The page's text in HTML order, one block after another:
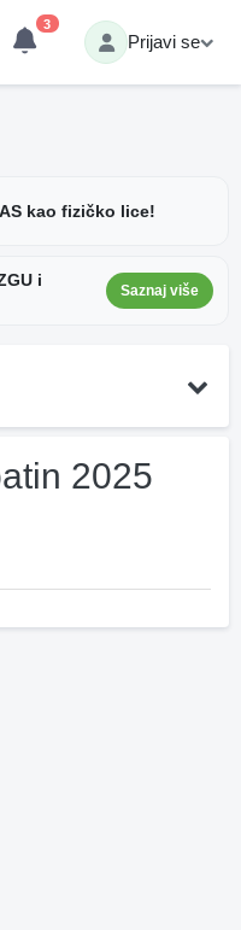
3
Prijavi se
kao fizičko lice!
i
Saznaj više
2025